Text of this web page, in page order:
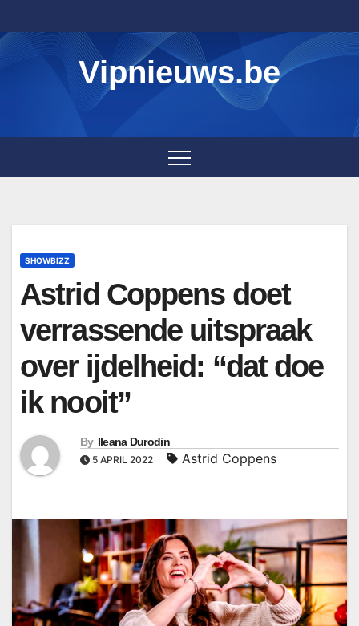
to
content
Vipnieuws.be
SHOWBIZZ
Astrid Coppens doet
verrassende uitspraak
over ijdelheid: “dat doe
ik nooit”
By Ileana Durodin
5 APRIL 2022 Astrid Coppens